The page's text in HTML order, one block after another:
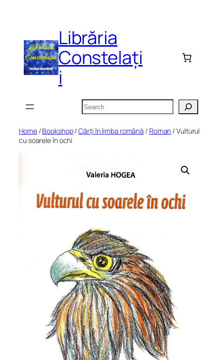
Librăria
Constelați
i
Search
Home/Bookshop/Cărți în limba română / Roman / Vulturul
cu soarele în ochi